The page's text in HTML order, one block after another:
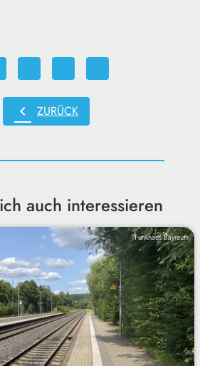
chevron_left ZURÜCK
auch interessieren
Funkhaus Bayreuth